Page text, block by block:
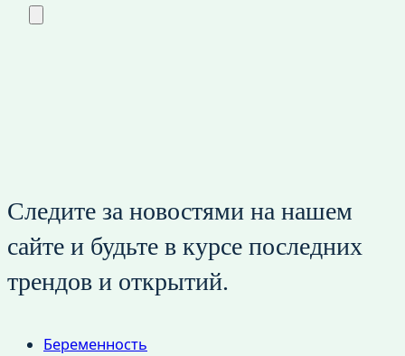
Следите за новостями на нашем
сайте и будьте в курсе последних
трендов и открытий.
Беременность